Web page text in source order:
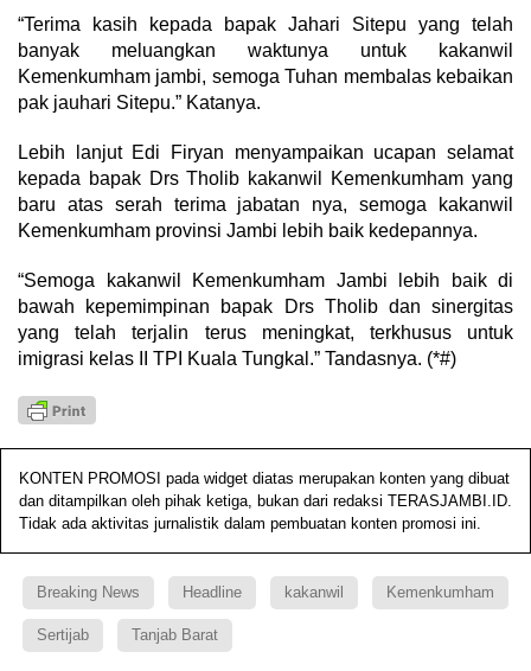
“Terima kasih kepada bapak Jahari Sitepu yang telah
banyak meluangkan waktunya untuk kakanwil
Kemenkumham jambi, semoga Tuhan membalas kebaikan
pak jauhari Sitepu.” Katanya.
Lebih lanjut Edi Firyan menyampaikan ucapan selamat
kepada bapak Drs Tholib kakanwil Kemenkumham yang
baru atas serah terima jabatan nya, semoga kakanwil
Kemenkumham provinsi Jambi lebih baik kedepannya.
“Semoga kakanwil Kemenkumham Jambi lebih baik di
bawah kepemimpinan bapak Drs Tholib dan sinergitas
yang telah terjalin terus meningkat, terkhusus untuk
imigrasi kelas II TPI Kuala Tungkal.” Tandasnya. (*#)
KONTEN PROMOSI pada widget diatas merupakan konten yang dibuat
dan ditampilkan oleh pihak ketiga, bukan dari redaksi TERASJAMBI.ID.
Tidak ada aktivitas jurnalistik dalam pembuatan konten promosi ini.
Breaking News Headline kakanwil Kemenkumham
Sertijab Tanjab Barat